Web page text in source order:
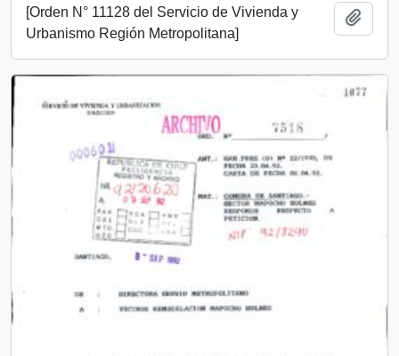
[Orden N° 11128 del Servicio de Vivienda y
Urbanismo Región Metropolitana]